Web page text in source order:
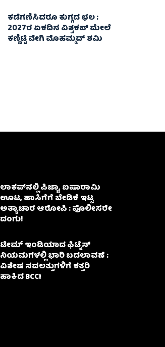
ಕಡೆಗಣಿಸಿದರೂ ಕುಗ್ಗದ ಛಲ :
2027ರ ಏಕದಿನ ವಿಶ್ವಕಪ್‌ ಮೇಲೆ
ಕಣ್ಣಿಟ್ಟಿ ವೇಗಿ ಮೊಹಮ್ಮದ್ ಶಮಿ
ಲಾಕಪ್‌ನಲ್ಲಿ ಪಿಜ್ಜಾ, ಐಷಾರಾಮಿ
ಊಟ, ಹಾಸಿಗೆಗೆ ಬೇಡಿಕೆ ಇಟ್ಟ
ಅತ್ಯಾಚಾರ ಆರೋಪಿ : ಪೊಲೀಸರೇ
ದಂಗು!
ಟೀಮ್ ಇಂಡಿಯಾದ ಫಿಟ್ನೆಸ್
ನಿಯಮಗಳಲ್ಲಿ ಭಾರಿ ಬದಲಾವಣೆ :
ವಿಶೇಷ ಸವಲತ್ತುಗಳಿಗೆ ಕತ್ತರಿ
ಹಾಕಿದ BCCI